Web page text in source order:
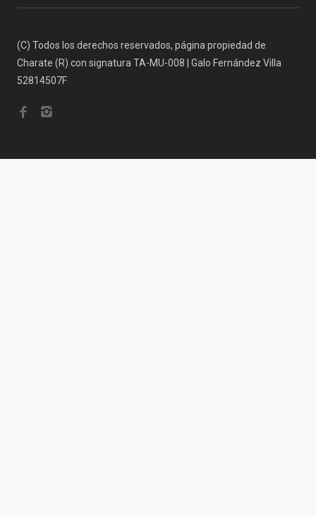
(C) Todos los derechos reservados, página propiedad de
Charate (R) con signatura TA-MU-008 | Galo Fernández Villa
52814507F